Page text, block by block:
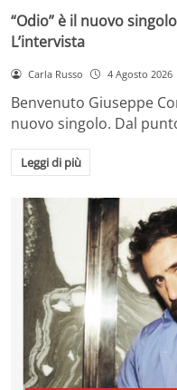
“Odio” è il nuovo
L’intervista
Carla Russo 4 Agosto 2026
Benvenuto Giuseppe
nuovo singolo. Dal
Leggi di più